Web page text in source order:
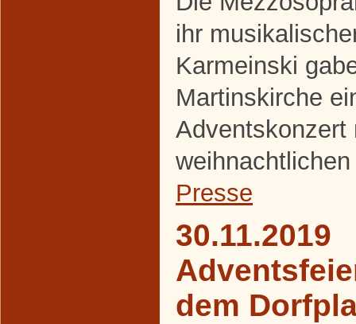
ihr
Karmeinski
Martinskirche
Adventskonzert
Presse
30.11.2019
dem